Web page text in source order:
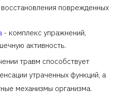
поврежденных
- комплекс упражнений,
активность.
травм способствует
утраченных функций, а
механизмы организма.